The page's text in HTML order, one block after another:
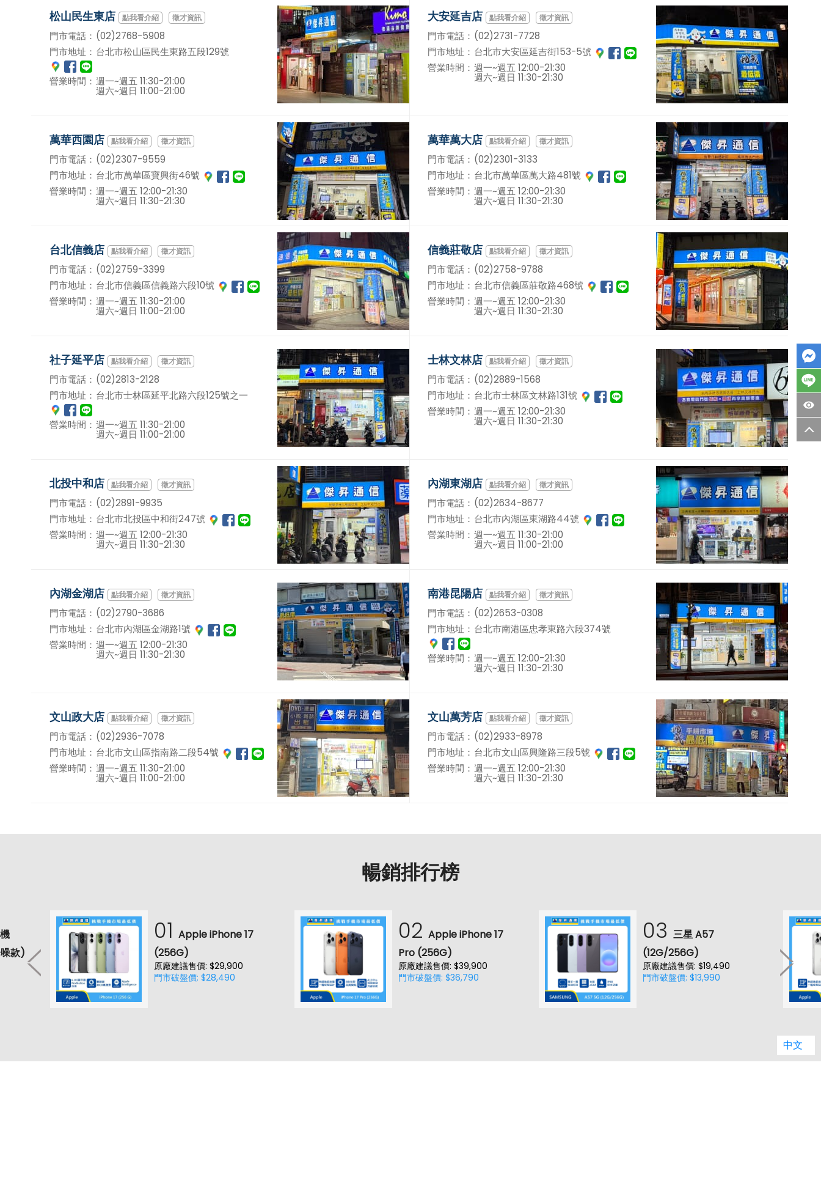
松山民生東店 徵才資訊
門市電話： (02)2768-5908
門市地址： 台北市松山區民生東路五段129號
營業時間： 週一~週五 11:30-21:00
週六~週日 11:00-21:00
大安延吉店 徵才資訊
門市電話： (02)2731-7728
門市地址： 台北市大安區延吉街153-5號
營業時間： 週一~週五 12:00-21:30
週六~週日 11:30-21:30
萬華西園店 徵才資訊
門市電話： (02)2307-9559
門市地址： 台北市萬華區寶興街46號
營業時間： 週一~週五 12:00-21:30
週六~週日 11:30-21:30
萬華萬大店 徵才資訊
門市電話： (02)2301-3133
門市地址： 台北市萬華區萬大路481號
營業時間： 週一~週五 12:00-21:30
週六~週日 11:30-21:30
台北信義店 徵才資訊
門市電話： (02)2759-3399
門市地址： 台北市信義區信義路六段10號
營業時間： 週一~週五 11:30-21:00
週六~週日 11:00-21:00
信義莊敬店 徵才資訊
門市電話： (02)2758-9788
門市地址： 台北市信義區莊敬路468號
營業時間： 週一~週五 12:00-21:30
週六~週日 11:30-21:30
社子延平店 徵才資訊
門市電話： (02)2813-2128
門市地址： 台北市士林區延平北路六段125號之一
營業時間： 週一~週五 11:30-21:00
週六~週日 11:00-21:00
士林文林店 徵才資訊
門市電話： (02)2889-1568
門市地址： 台北市士林區文林路131號
營業時間： 週一~週五 12:00-21:30
週六~週日 11:30-21:30
北投中和店 徵才資訊
門市電話： (02)2891-9935
門市地址： 台北市北投區中和街247號
營業時間： 週一~週五 12:00-21:30
週六~週日 11:30-21:30
內湖東湖店 徵才資訊
門市電話： (02)2634-8677
門市地址： 台北市內湖區東湖路44號
營業時間： 週一~週五 11:30-21:00
週六~週日 11:00-21:00
內湖金湖店 徵才資訊
門市電話： (02)2790-3686
門市地址： 台北市內湖區金湖路1號
營業時間： 週一~週五 12:00-21:30
週六~週日 11:30-21:30
南港昆陽店 徵才資訊
門市電話： (02)2653-0308
門市地址： 台北市南港區忠孝東路六段374號
營業時間： 週一~週五 12:00-21:30
週六~週日 11:30-21:30
文山政大店 徵才資訊
門市電話： (02)2936-7078
門市地址： 台北市文山區指南路二段54號
營業時間： 週一~週五 11:30-21:00
週六~週日 11:00-21:00
文山萬芳店 徵才資訊
門市電話： (02)2933-8978
門市地址： 台北市文山區興隆路三段5號
營業時間： 週一~週五 12:00-21:30
週六~週日 11:30-21:30
暢銷排行榜
款)
01 Apple iPhone 17
(256G)
原廠建議售價: $29,900
門市破盤價: $28,490
02 Apple iPhone 17
Pro (256G)
原廠建議售價: $39,900
門市破盤價: $36,790
03 三星 A57
(12G/256G)
原廠建議售價: $19,490
門市破盤價: $13,990
中文